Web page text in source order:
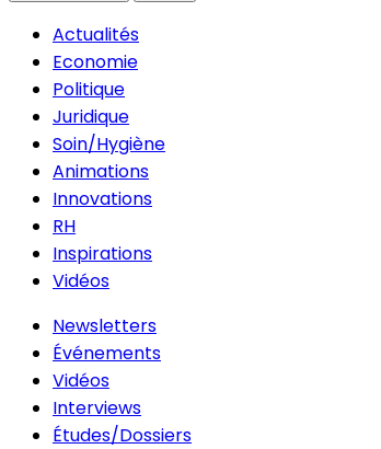
Actualités
Economie
Politique
Juridique
Soin/Hygiène
Animations
Innovations
RH
Inspirations
Vidéos
Newsletters
Événements
Vidéos
Interviews
Études/Dossiers